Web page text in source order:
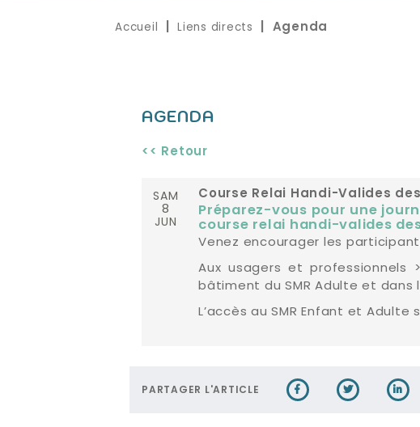
Accueil Liens directs | Agenda
AGENDA
<< Retour
SAM
8
JUN
Course Relai Handi-Valides
Préparez-vous pour une
course relai handi-valides
Venez encourager les
Aux usagers et
bâtiment du SMR Adulte et dans
L’accès au SMR Enfant et Adulte
PARTAGER L'ARTICLE